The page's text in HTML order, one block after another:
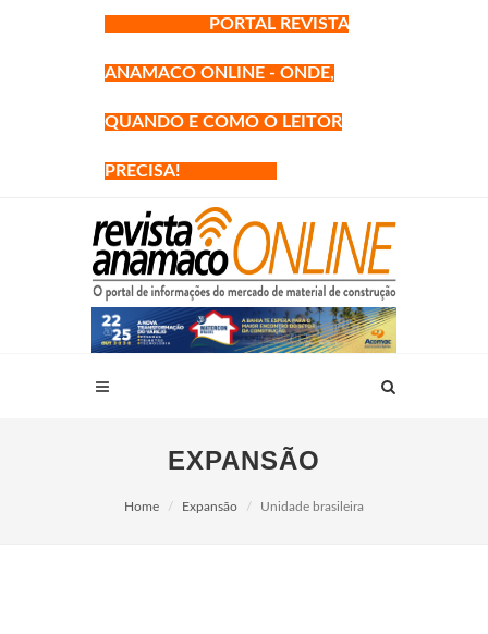
PORTAL REVISTA
ANAMACO ONLINE - ONDE,
QUANDO E COMO O LEITOR
PRECISA!
EXPANSÃO
Home Expansão Unidade brasileira